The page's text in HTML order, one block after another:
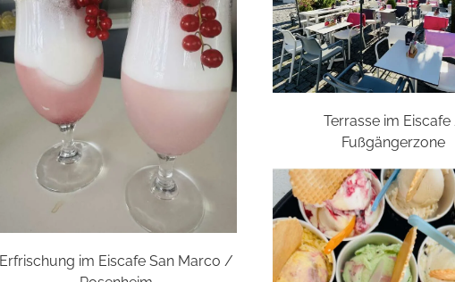
Erfrischung im Eiscafe San Marco /
Terrasse im
Fußgängerzone